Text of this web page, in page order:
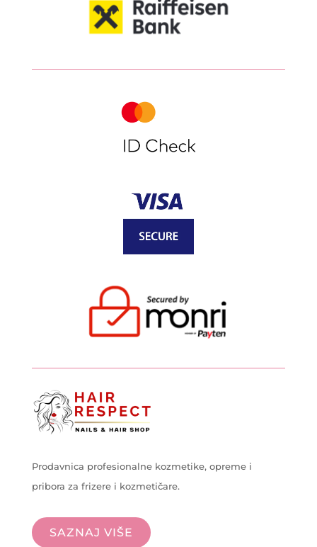
Prodavnica profesionalne kozmetike, opreme i
pribora za frizere i kozmetičare.
SAZNAJ VIŠE